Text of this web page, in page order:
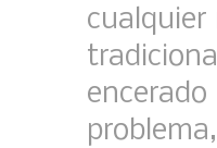
cualquier